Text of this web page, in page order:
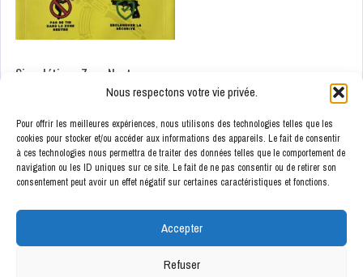
Nous respectons votre vie privée.
Pour offrir les meilleures expériences, nous utilisons des technologies telles que les
cookies pour stocker et/ou accéder aux informations des appareils. Le fait de consentir
à ces technologies nous permettra de traiter des données telles que le comportement de
navigation ou les ID uniques sur ce site. Le fait de ne pas consentir ou de retirer son
consentement peut avoir un effet négatif sur certaines caractéristiques et fonctions.
Accepter
Refuser
Signalétique Zone Neutre
Ajouter au panier
Voir les conditions Générales de Ventes